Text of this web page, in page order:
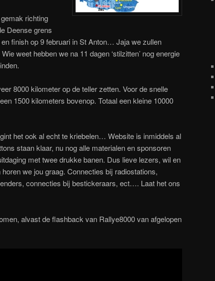
richting
Deense grens
finish op 9 februari in St Anton… Jaja we zullen
Wie weet hebben we na 11 dagen ‘stilzitten’ nog energie
8000 kilometer op de teller zetten. Voor de snelle
1500 kilometers bovenop. Totaal een kleine 10000
het ook al echt te kriebelen… Website is inmiddels al
staan klaar, nu nog alle materialen en sponsoren
met twee drukke banen. Dus lieve lezers, wil en
we jou graag. Connecties bij radiostations,
connecties bij bestickeraars, ect…. Laat het ons
alvast de flashback van Rallye8000 van afgelopen